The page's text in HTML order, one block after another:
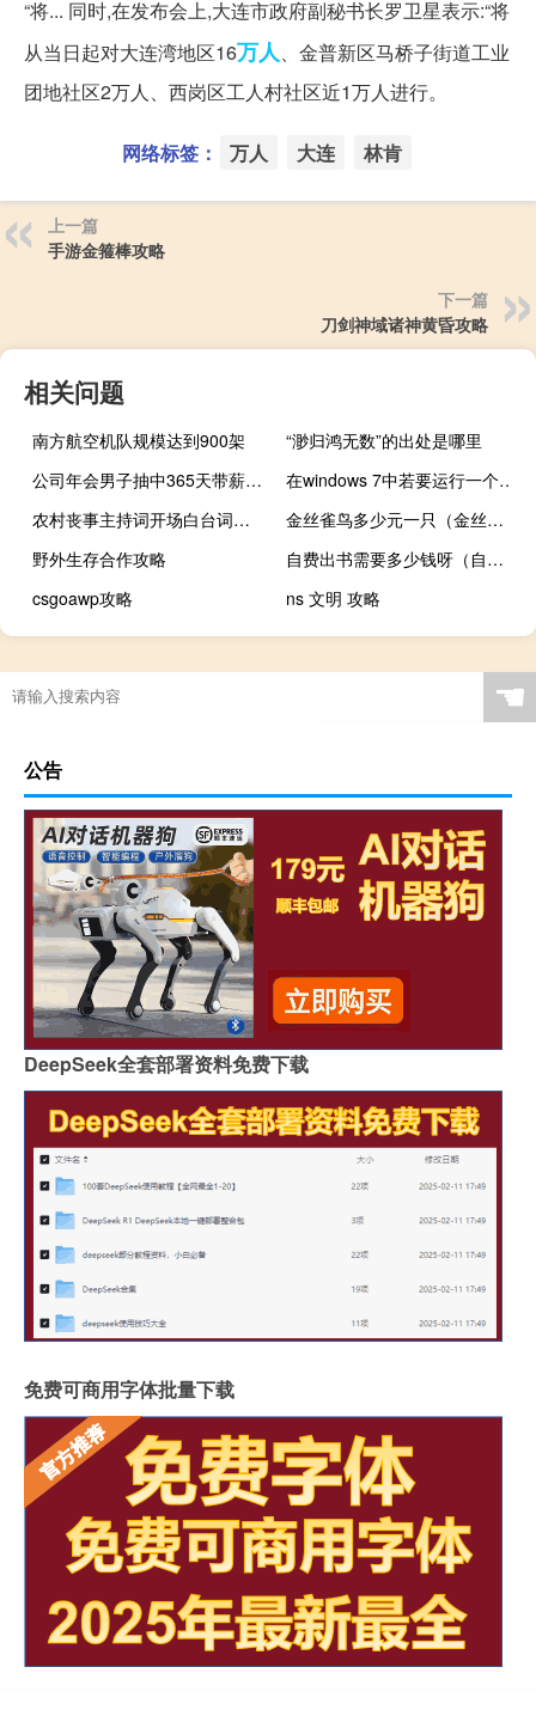
“将... 同时,在发布会上,大连市政府副秘书长罗卫星表示:“将
从当日起对大连湾地区16万人 、金普新区马桥子街道工业
团地社区2万人、西岗区工人村社区近1万人进行。
网络标签： 万人 大连 林肯
上一篇
手游金箍棒攻略
下一篇
刀剑神域诸神黄昏攻略
相关问题
南方航空机队规模达到900架
“渺归鸿无数”的出处是哪里
公司年会男子抽中365天带薪休假奖 东方甄别选出股份奖励3045.9万股
在windows 7中若要运行一个指定程序可以使用什么（在windows 7中若要运行一个指定程序应使用什么菜单中的运行命令）
农村丧事主持词开场白台词（追悼会主持词）
金丝雀鸟多少元一只（金丝雀鸟）
野外生存合作攻略
自费出书需要多少钱呀（自费出书需要多少钱）
csgoawp攻略
ns 文明 攻略
☚
公告
DeepSeek全套部署资料免费下载
免费可商用字体批量下载